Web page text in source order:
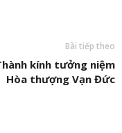
Bài tiếp theo
kính tưởng niệm
Hòa thượng Vạn Đức